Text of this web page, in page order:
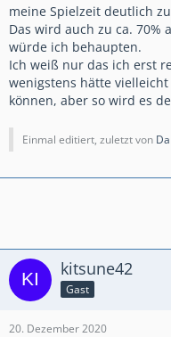
meine Spielzeit deutlich
Das wird auch zu ca. 70%
würde ich behaupten.
Ich weiß nur das ich erst
wenigstens hätte
können, aber so wird es
Einmal editiert, zuletzt von
kitsune42
Gast
20. Dezember 2020